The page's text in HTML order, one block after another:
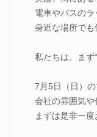
電車やバスの
身近な場所でも
私たちは、まず
7月5日（日）の
会社の雰囲気や
まずは是非一度